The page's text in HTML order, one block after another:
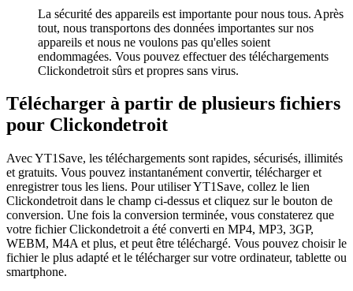
La sécurité des appareils est importante pour nous tous. Après
tout, nous transportons des données importantes sur nos
appareils et nous ne voulons pas qu'elles soient
endommagées. Vous pouvez effectuer des téléchargements
Clickondetroit sûrs et propres sans virus.
Télécharger à partir de plusieurs fichiers
pour Clickondetroit
Avec YT1Save, les téléchargements sont rapides, sécurisés, illimités
et gratuits. Vous pouvez instantanément convertir, télécharger et
enregistrer tous les liens. Pour utiliser YT1Save, collez le lien
Clickondetroit dans le champ ci-dessus et cliquez sur le bouton de
conversion. Une fois la conversion terminée, vous constaterez que
votre fichier Clickondetroit a été converti en MP4, MP3, 3GP,
WEBM, M4A et plus, et peut être téléchargé. Vous pouvez choisir le
fichier le plus adapté et le télécharger sur votre ordinateur, tablette ou
smartphone.